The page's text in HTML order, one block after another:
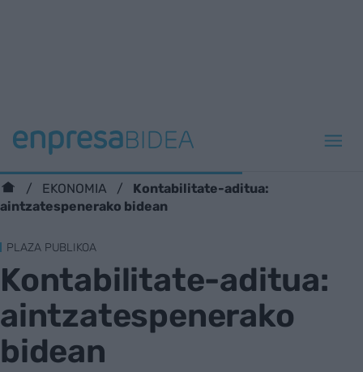
EKONOMIA
Kontabilitate-aditua:
aintzatespenerako bidean
PLAZA PUBLIKOA
Kontabilitate-aditua:
aintzatespenerako
bidean